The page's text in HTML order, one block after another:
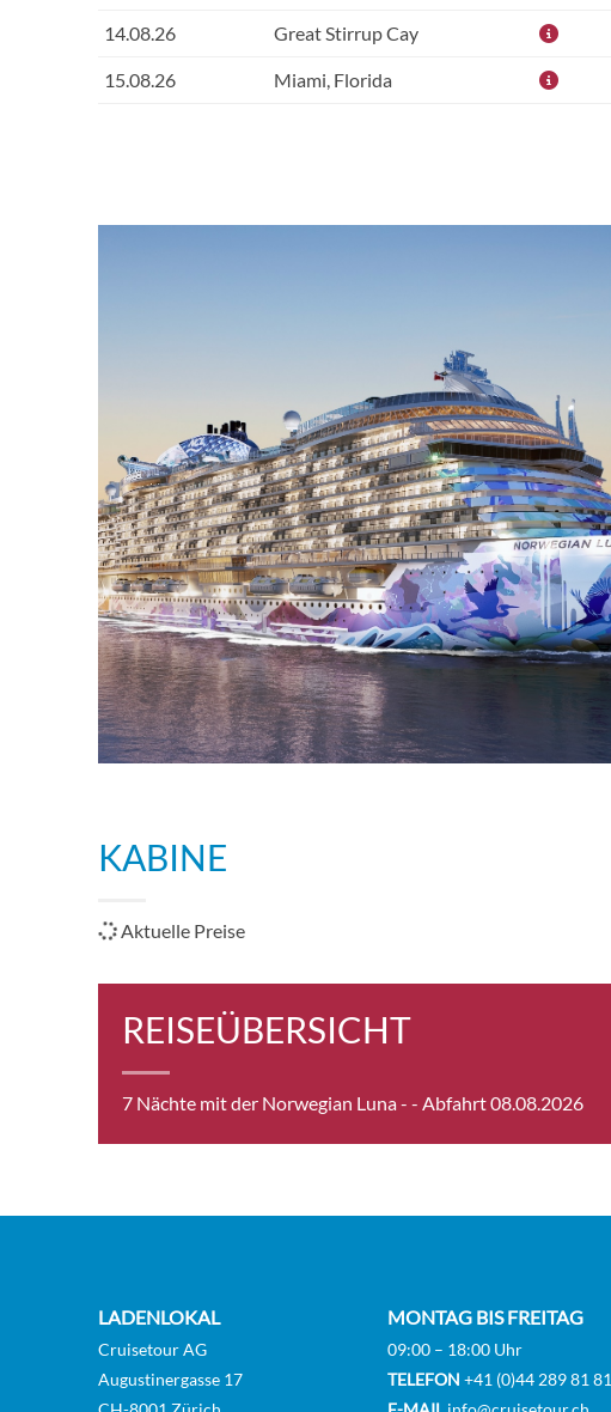
14.08.26 Great Stirrup Cay
15.08.26 Miami, Florida
KABINE
Aktuelle Preise
REISEÜBERSICHT
7 Nächte mit der Norwegian Luna - - Abfahrt 08.08.2026
LADENLOKAL
Cruisetour AG
Augustinergasse 17
MONTAG BIS FREITAG
09:00 – 18:00 Uhr
TELEFON +41 (0)44 289 81 81